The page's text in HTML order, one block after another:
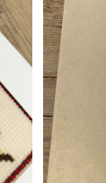
）
スノ